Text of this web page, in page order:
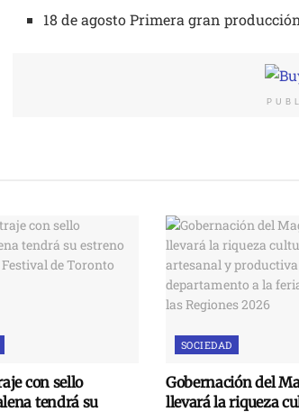
18 de agosto Primera gran
con sello
tendrá su
SOCIEDAD
Gobernación del
llevará la riqueza